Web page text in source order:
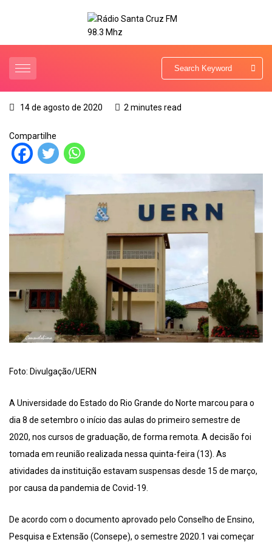
14 de agosto de 2020 2 minutes read
Compartilhe
Foto: Divulgação/UERN
A Universidade do Estado do Rio Grande do Norte marcou para o
dia 8 de setembro o início das aulas do primeiro semestre de
2020, nos cursos de graduação, de forma remota. A decisão foi
tomada em reunião realizada nessa quinta-feira (13). As
atividades da instituição estavam suspensas desde 15 de março,
por causa da pandemia de Covid-19.
De acordo com o documento aprovado pelo Conselho de Ensino,
Pesquisa e Extensão (Consepe), o semestre 2020.1 vai começar